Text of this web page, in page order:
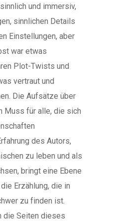
und immersiv,
sinnlichen Details
Einstellungen, aber
war etwas
Plot-Twists und
vertraut und
Die Aufsätze über
Muss für alle, die sich
des Autors,
zu leben und als
bringt eine Ebene
Erzählung, die in
zu finden ist.
die Seiten dieses